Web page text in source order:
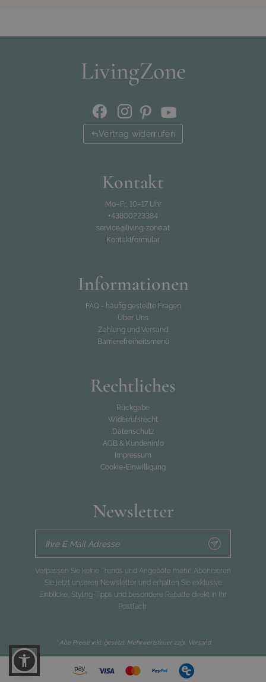
Vertrag widerrufen
Kontakt
Mo–Fr, 10–17 Uhr
+43800223384
service@living-zone.at
Kontaktformular
Informationen
FAQ - häufig gestellte Fragen
Über Uns
Zahlung und Versand
Barrierefreiheitsmenü
Rechtliches
Rückgabe
Widerrufsrecht
Datenschutz
AGB & Kundeninfo
Impressum
Cookie-Einwilligung
Newsletter
Ihre E Mail Adresse
Verpassen Sie keine Trends und Angebote mehr! Abonnieren
Sie jetzt unseren Newsletter und erhalten Sie exklusive
Einblicke, Styling-Tipps und besondere Rabatte direkt in Ihr
Postfach.
* Alle Preise inkl. gesetzl. Mehrwertsteuer zzgl. Versand